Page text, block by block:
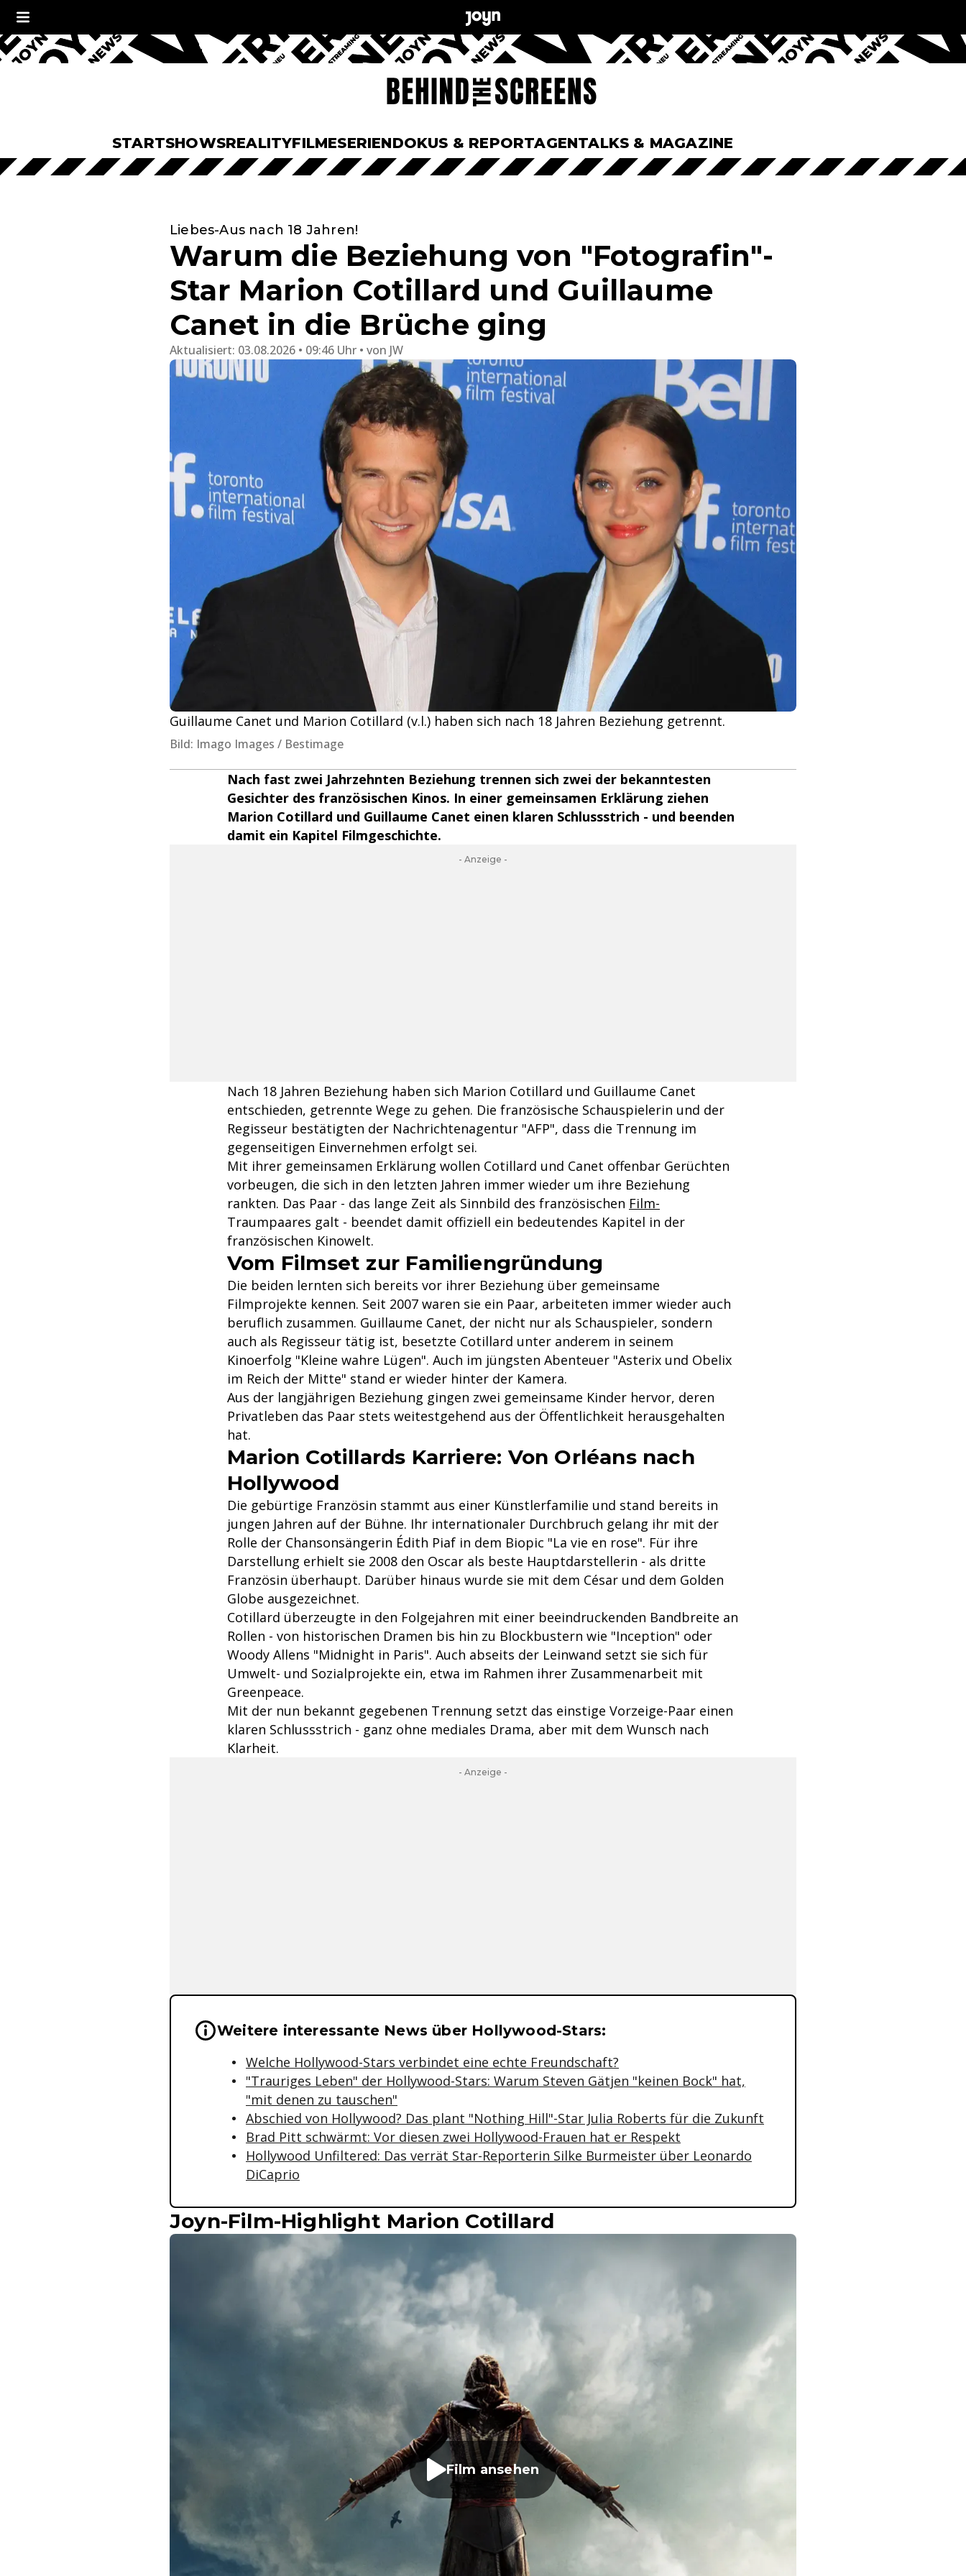
STARTSHOWSREALITYFILMESERIENDOKUS & REPORTAGENTALKS & MAGAZINE
Liebes-Aus nach 18 Jahren!
Warum die Beziehung von "Fotografin"-
Star Marion Cotillard und Guillaume
Canet in die Brüche ging
Aktualisiert: 03.08.2026 • 09:46 Uhr von JW
Guillaume Canet und Marion Cotillard (v.l.) haben sich nach 18 Jahren Beziehung getrennt.
Bild: Imago Images / Bestimage
Nach fast zwei Jahrzehnten Beziehung trennen sich zwei der bekanntesten
Gesichter des französischen Kinos. In einer gemeinsamen Erklärung ziehen
Marion Cotillard und Guillaume Canet einen klaren Schlussstrich - und beenden
damit ein Kapitel Filmgeschichte.
- Anzeige -
Nach 18 Jahren Beziehung haben sich Marion Cotillard und Guillaume Canet
entschieden, getrennte Wege zu gehen. Die französische Schauspielerin und der
Regisseur bestätigten der Nachrichtenagentur "AFP", dass die Trennung im
gegenseitigen Einvernehmen erfolgt sei.
Mit ihrer gemeinsamen Erklärung wollen Cotillard und Canet offenbar Gerüchten
vorbeugen, die sich in den letzten Jahren immer wieder um ihre Beziehung
rankten. Das Paar - das lange Zeit als Sinnbild des französischen Film-
Traumpaares galt - beendet damit offiziell ein bedeutendes Kapitel in der
französischen Kinowelt.
Vom Filmset zur Familiengründung
Die beiden lernten sich bereits vor ihrer Beziehung über gemeinsame
Filmprojekte kennen. Seit 2007 waren sie ein Paar, arbeiteten immer wieder auch
beruflich zusammen. Guillaume Canet, der nicht nur als Schauspieler, sondern
auch als Regisseur tätig ist, besetzte Cotillard unter anderem in seinem
Kinoerfolg "Kleine wahre Lügen". Auch im jüngsten Abenteuer "Asterix und Obelix
im Reich der Mitte" stand er wieder hinter der Kamera.
Aus der langjährigen Beziehung gingen zwei gemeinsame Kinder hervor, deren
Privatleben das Paar stets weitestgehend aus der Öffentlichkeit herausgehalten
hat.
Marion Cotillards Karriere: Von Orléans nach
Hollywood
Die gebürtige Französin stammt aus einer Künstlerfamilie und stand bereits in
jungen Jahren auf der Bühne. Ihr internationaler Durchbruch gelang ihr mit der
Rolle der Chansonsängerin Édith Piaf in dem Biopic "La vie en rose". Für ihre
Darstellung erhielt sie 2008 den Oscar als beste Hauptdarstellerin - als dritte
Französin überhaupt. Darüber hinaus wurde sie mit dem César und dem Golden
Globe ausgezeichnet.
Cotillard überzeugte in den Folgejahren mit einer beeindruckenden Bandbreite an
Rollen - von historischen Dramen bis hin zu Blockbustern wie "Inception" oder
Woody Allens "Midnight in Paris". Auch abseits der Leinwand setzt sie sich für
Umwelt- und Sozialprojekte ein, etwa im Rahmen ihrer Zusammenarbeit mit
Greenpeace.
Mit der nun bekannt gegebenen Trennung setzt das einstige Vorzeige-Paar einen
klaren Schlussstrich - ganz ohne mediales Drama, aber mit dem Wunsch nach
Klarheit.
- Anzeige -
Wichtige Hinweise & Informationen zum Inhalt
Weitere interessante News über Hollywood-Stars:
Welche Hollywood-Stars verbindet eine echte Freundschaft?
"Trauriges Leben" der Hollywood-Stars: Warum Steven Gätjen "keinen Bock" hat,
"mit denen zu tauschen"
Abschied von Hollywood? Das plant "Nothing Hill"-Star Julia Roberts für die Zukunft
Brad Pitt schwärmt: Vor diesen zwei Hollywood-Frauen hat er Respekt
Hollywood Unfiltered: Das verrät Star-Reporterin Silke Burmeister über Leonardo
DiCaprio
Joyn-Film-Highlight Marion Cotillard
Film ansehen